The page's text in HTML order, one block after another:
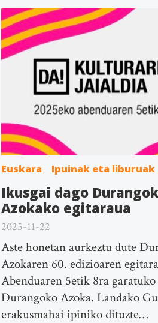
Euskara Ipuinak eta liburuak
Ikusgai dago
Azokako egitaraua
2025-11-22
Aste honetan aurkeztu dute
Azokaren 60. edizioaren
Abenduaren 5etik 8ra garatuko
Durangoko Azoka. Landako
erakusmahai ipiniko dituzte…